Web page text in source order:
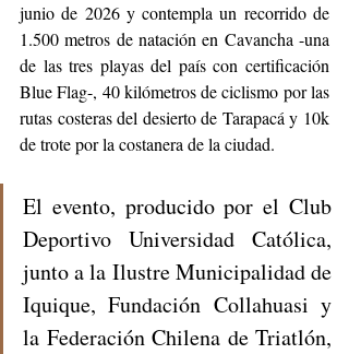
junio de 2026 y contempla un recorrido de
1.500 metros de natación en Cavancha -una
de las tres playas del país con certificación
Blue Flag-, 40 kilómetros de ciclismo por las
rutas costeras del desierto de Tarapacá y 10k
de trote por la costanera de la ciudad.
El evento, producido por el Club
Deportivo Universidad Católica,
junto a la Ilustre Municipalidad de
Iquique, Fundación Collahuasi y
la Federación Chilena de Triatlón,